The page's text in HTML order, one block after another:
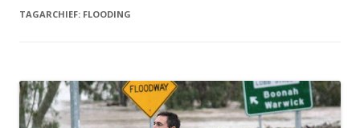
TAGARCHIEF: FLOODING